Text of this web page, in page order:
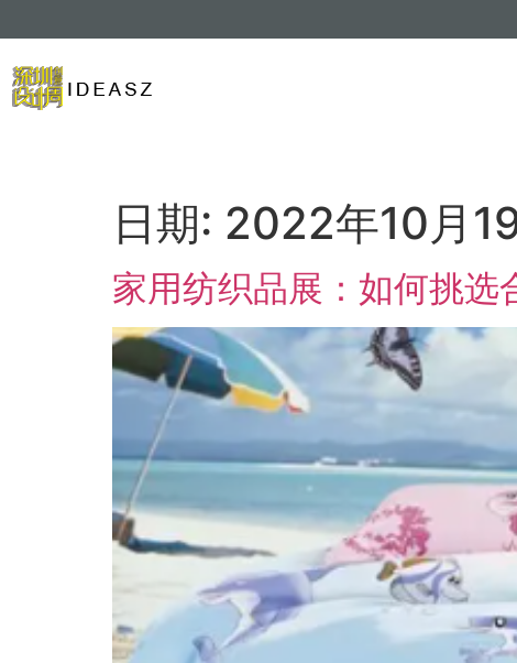
日期: 2022年10月
家用纺织品展：如何挑选